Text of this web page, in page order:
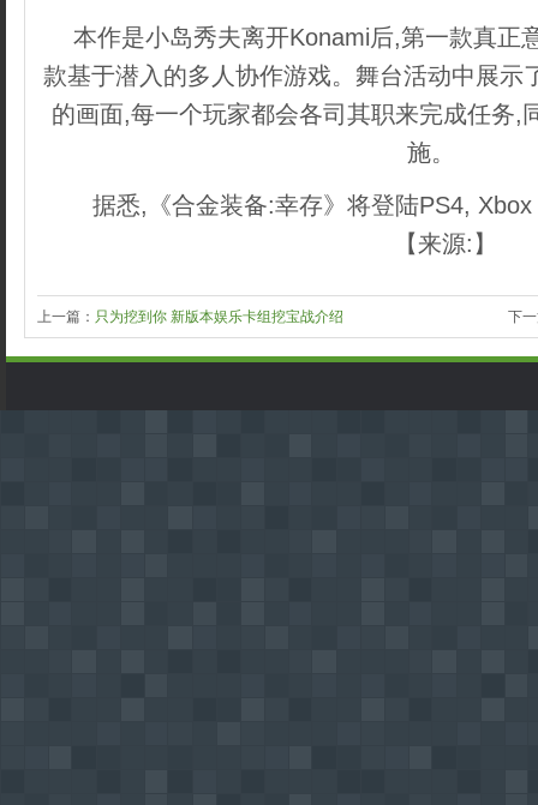
本作是小岛秀夫离开Konami后,第一款真正
款基于潜入的多人协作游戏。舞台活动中展示
的画面,每一个玩家都会各司其职来完成任务,
施。
据悉,《合金装备:幸存》将登陆PS4,
【来源:】
上一篇： 只为挖到你 新版本娱乐卡组挖宝战介绍 下